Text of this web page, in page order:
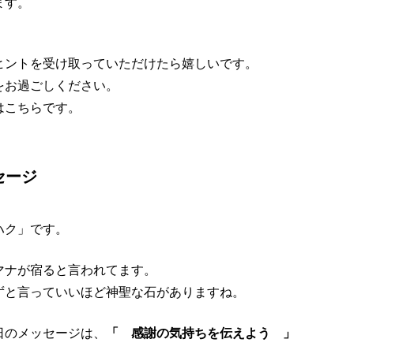
。
トを受け取っていただけたら嬉しいです。
過ごしください。
ちらです。
ージ
」です。
が宿ると言われてます。
言っていいほど神聖な石がありますね。
メッセージは、 「 感謝の気持ちを伝えよう 」